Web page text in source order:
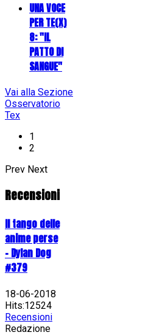
UNA VOCE
PER TE(X)
8: "IL
PATTO DI
SANGUE"
Vai alla Sezione
Osservatorio
Tex
1
2
Prev Next
Recensioni
Il tango delle
anime perse
- Dylan Dog
#379
18-06-2018
Hits:12524
Recensioni
Redazione